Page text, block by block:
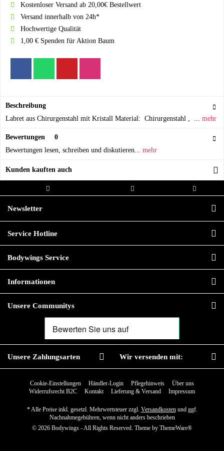
Kostenloser Versand ab 20,00€ Bestellwert
Versand innerhalb von 24h*
Hochwertige Qualität
1,00 € Spenden für Aktion Baum
Beschreibung
Labret aus Chirurgenstahl mit Kristall Material: Chirurgenstahl , ... mehr
Bewertungen
0
Bewertungen lesen, schreiben und diskutieren... mehr
Kunden kauften auch
Bestellwert
Newsletter
Service Hotline
Bodywings Service
Informationen
Unsere Communitys
Unsere Zahlungsarten Wir versenden mit:
Cookie-Einstellungen Händler-Login Pflegehinweis
Über uns
Widerrufsrecht B2C
Kontakt Lieferung & Versand Impressum
* Alle Preise inkl. gesetzl. Mehrwertsteuer zzgl. Versandkostenund ggf.
Nachnahmegebühren, wenn nicht anders beschrieben
© 2026 Bodywings - All Rights Reserved. Theme by ThemeWare®